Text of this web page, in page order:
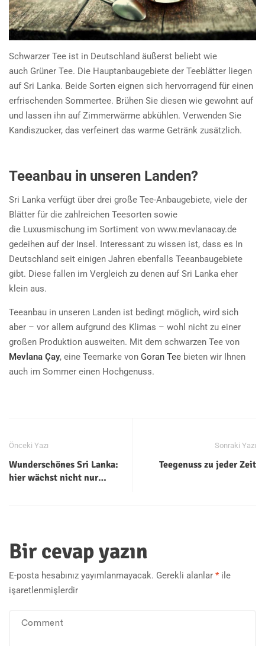
Schwarzer Tee ist in Deutschland äußerst beliebt wie
auch Grüner Tee. Die Hauptanbaugebiete der Teeblätter liegen
auf Sri Lanka. Beide Sorten eignen sich hervorragend für einen
erfrischenden Sommertee. Brühen Sie diesen wie gewohnt auf
und lassen ihn auf Zimmerwärme abkühlen. Verwenden Sie
Kandiszucker, das verfeinert das warme Getränk zusätzlich.
Teeanbau in unseren Landen?
Sri Lanka verfügt über drei große Tee-Anbaugebiete, viele der
Blätter für die zahlreichen Teesorten sowie
die Luxusmischung im Sortiment von www.mevlanacay.de
gedeihen auf der Insel. Interessant zu wissen ist, dass es In
Deutschland seit einigen Jahren ebenfalls Teeanbaugebiete
gibt. Diese fallen im Vergleich zu denen auf Sri Lanka eher
klein aus.
Teeanbau in unseren Landen ist bedingt möglich, wird sich
aber – vor allem aufgrund des Klimas – wohl nicht zu einer
großen Produktion ausweiten. Mit dem schwarzen Tee von
Mevlana Çay, eine Teemarke von Goran Tee bieten wir Ihnen
auch im Sommer einen Hochgenuss.
Önceki Yazı
Wunderschönes Sri Lanka:
hier wächst nicht nur
Sonraki Yazı
Teegenuss zu jeder Zeit
Bir cevap yazın
E-posta hesabınız yayımlanmayacak. Gerekli alanlar *ile
işaretlenmişlerdir